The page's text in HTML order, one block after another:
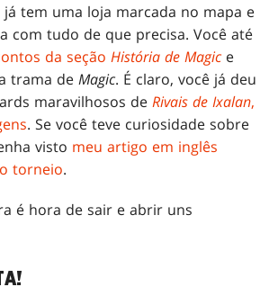
já tem uma loja marcada no mapa e
com tudo de que precisa. Você até
da seçãoHistória de Magice
trama deMagic. É claro, você já deu
maravilhosos deRivais de Ixalan,
. Se você teve curiosidade sobre
visto meu artigo em inglês
torneio.
é hora de sair e abrir uns